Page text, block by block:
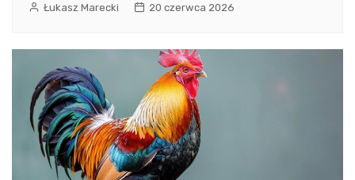
Łukasz Marecki 20 czerwca 2026